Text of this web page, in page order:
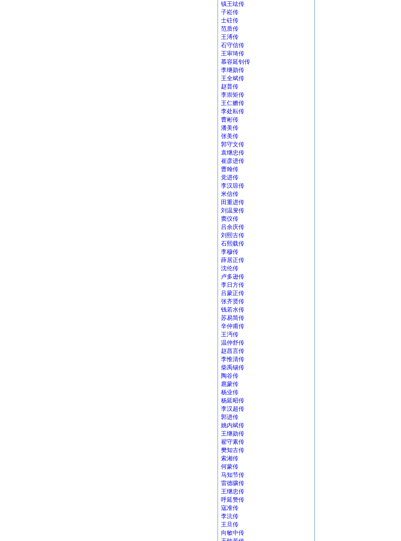
镇王竑传
子崧传
士砫传
范质传
王溥传
石守信传
王审琦传
慕容延钊传
李继勋传
王全斌传
赵普传
李崇矩传
王仁赡传
李处耘传
曹彬传
潘美传
张美传
郭守文传
袁继忠传
崔彦进传
曹翰传
党进传
李汉琼传
米信传
田重进传
刘温叟传
窦仪传
吕余庆传
刘熙古传
石熙载传
李穆传
薛居正传
沈伦传
卢多逊传
李日方传
吕蒙正传
张齐贤传
钱若水传
苏易简传
辛仲甫传
王沔传
温仲舒传
赵昌言传
李惟清传
柴禹锡传
陶谷传
扈蒙传
杨业传
杨延昭传
李汉超传
郭进传
姚内斌传
王继勋传
翟守素传
樊知古传
索湘传
何蒙传
马知节传
雷德骧传
王继忠传
呼延赞传
寇准传
李沆传
王旦传
向敏中传